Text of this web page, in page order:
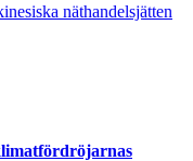
näthandelsjätten